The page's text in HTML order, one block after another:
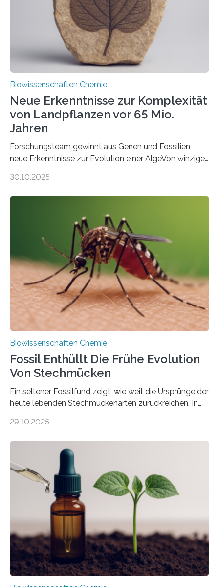
Funktionsfähigkeit der Organellen entscheidend ist. Die
Studie wurde am 28. Oktober 2025 in der
Fachzeitschrift…
Biowissenschaften Chemie
Neue Erkenntnisse zur Komplexität
von Landpflanzen vor 65 Mio.
Jahren
Forschungsteam gewinnt aus Genen und Fossilien
neue Erkenntnisse zur Evolution einer AlgeVon winzigen
Landpflanzen zählen zu den komplexesten
Grünalgen, die vor Hunderten von Millionen Jahren
lebten. Unter den Vorfahren sticht eine Gruppe heraus,
die noch heute in der Natur vorkommt: die
Süßwasseralge Coleochaetophyceae. Einige Arten
dieser Gruppe bilden aus Zellfäden dichte Geflechte
mit scheibenförmiger Gestalt. Was auffällig ist: Die
nächsten…
30.10.2025
Biowissenschaften Chemie
Fossil Enthüllt Die Frühe Evolution
Von Stechmücken
Ein seltener Fossilfund zeigt, wie weit die Ursprünge der
heute lebenden Stechmückenarten zurückreichen. In
Forschende die bisher älteste bekannte Stechmücken-
Region Kachin in Myanmar und hat sich in
ausgezeichnetem Zustand erhalten. Es konnte als neue
Art einer neuen Gattung beschrieben werden und trägt
nun den Namen Cretosabethes primaevus. Dieser erste
fossile Nachweis einer Stechmückenlarve in Bernstein
stellt gleichzeitig den ersten Fossilfund einer
Mückenlarve aus dem Mesozoikum dar, denn…
29.10.2025